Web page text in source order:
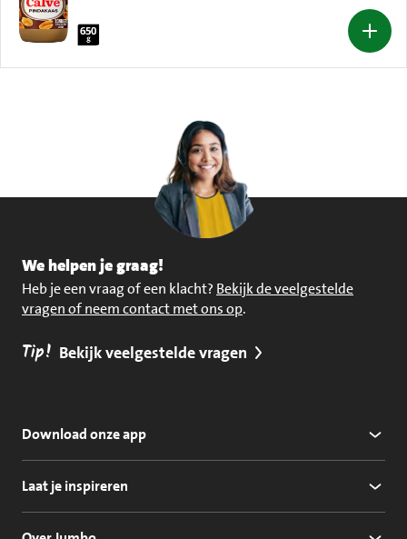
We helpen je graag!
Heb je een vraag of een klacht? Bekijk de veelgestelde
vragen of neem contact met ons op.
Tip! Bekijk veelgestelde vragen
Download onze app
Laat je inspireren